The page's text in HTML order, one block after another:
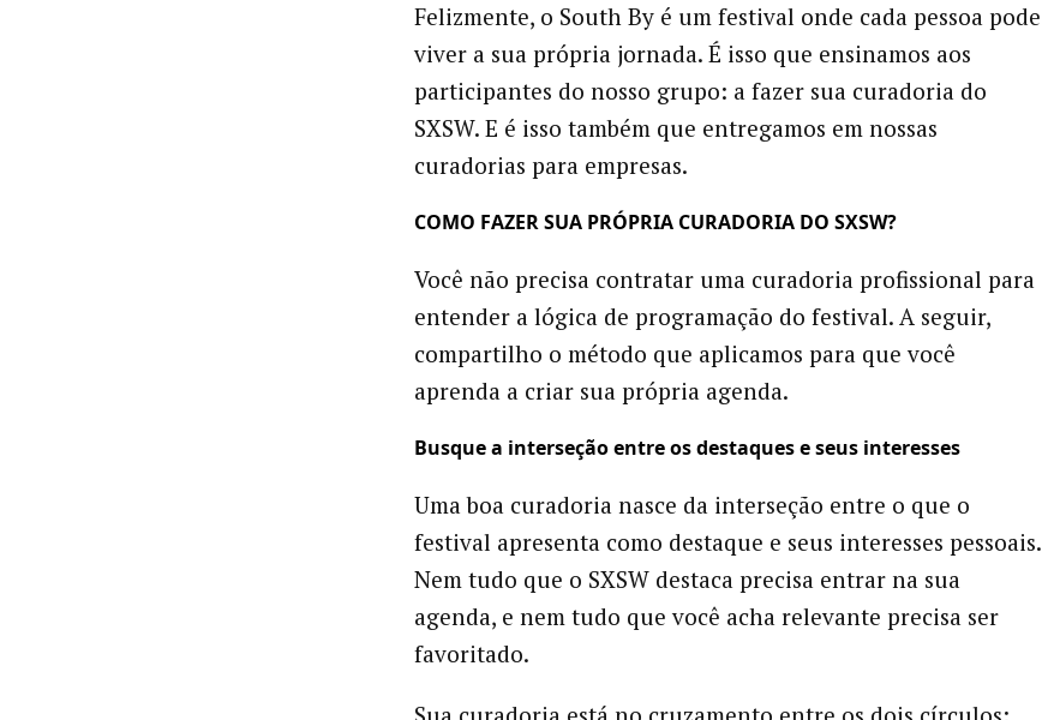
Felizmente, o South By é um festival onde cada pessoa pode
viver a sua própria jornada. É isso que ensinamos aos
participantes do nosso grupo: a fazer sua curadoria do
SXSW. E é isso também que entregamos em nossas
curadorias para empresas.
COMO FAZER SUA PRÓPRIA CURADORIA DO SXSW?
Você não precisa contratar uma curadoria profissional para
entender a lógica de programação do festival. A seguir,
compartilho o método que aplicamos para que você
aprenda a criar sua própria agenda.
Busque a interseção entre os destaques e seus interesses
Uma boa curadoria nasce da interseção entre o que o
festival apresenta como destaque e seus interesses pessoais.
Nem tudo que o SXSW destaca precisa entrar na sua
agenda, e nem tudo que você acha relevante precisa ser
favoritado.